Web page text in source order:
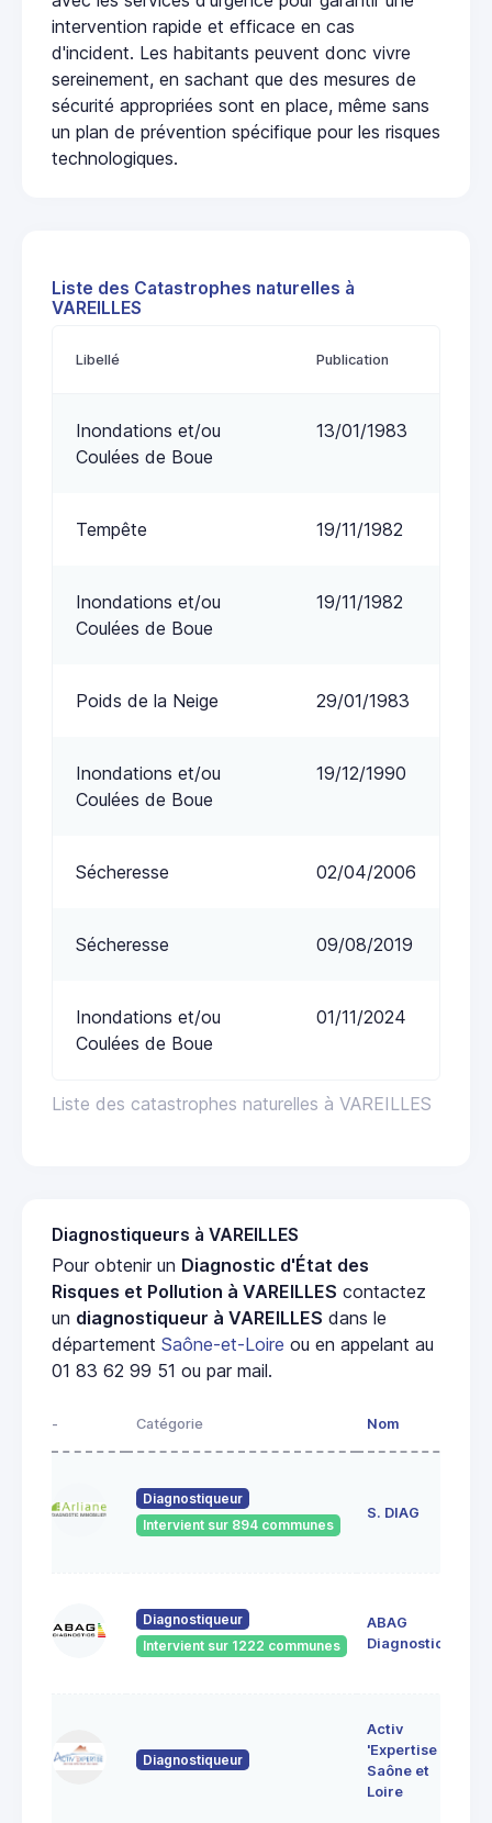
intervention rapide et efficace en cas
d'incident. Les habitants peuvent donc vivre
sereinement, en sachant que des mesures de
sécurité appropriées sont en place, même sans
un plan de prévention spécifique pour les risques
technologiques.
Liste des Catastrophes naturelles à
VAREILLES
Liste des catastrophes naturelles à VAREILLES
Libellé Publication
Inondations et/ou
Coulées de Boue
13/01/1983
Tempête 19/11/1982
Inondations et/ou
Coulées de Boue
19/11/1982
Poids de la Neige 29/01/1983
Inondations et/ou
Coulées de Boue
19/12/1990
Sécheresse 02/04/2006
Sécheresse 09/08/2019
Inondations et/ou
Coulées de Boue
01/11/2024
Diagnostiqueurs à VAREILLES
Pour obtenir un Diagnostic d'État des
Risques et Pollution à VAREILLES contactez
un diagnostiqueur à VAREILLES dans le
département Saône-et-Loire ou en appelant au
01 83 62 99 51 ou par mail.
- Catégorie Nom
Diagnostiqueur
Intervient sur 894 communes
S. DIAG
Diagnostiqueur
Intervient sur 1222 communes
ABAG
Diagnostics
Diagnostiqueur
Activ
'Expertise
Saône et
Loire